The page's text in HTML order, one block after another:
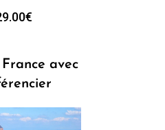
€
309.00€
à
329.00€
avec